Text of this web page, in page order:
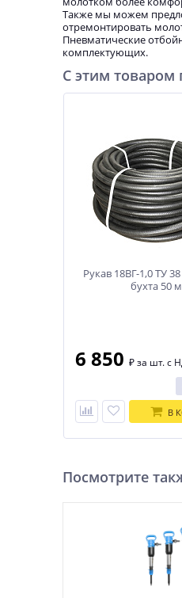
Также мы можем
отремонтировать
Пневматические
комплектующих.
С этим товаром
Рукав 18ВГ-1,0 ТУ
бухта 50 м
6 850 ₽за шт. с
В
Посмотрите